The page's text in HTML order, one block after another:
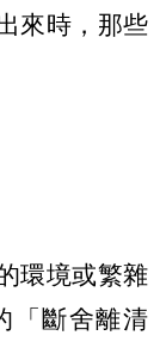
來時，那些
環境或繁雜
「斷舍離清